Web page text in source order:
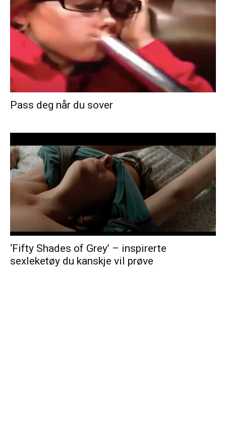
Pass deg når du sover
‘Fifty Shades of Grey’ – inspirerte
sexleketøy du kanskje vil prøve